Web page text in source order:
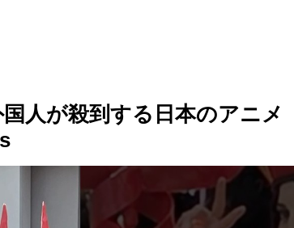
人が殺到する日本のアニメ